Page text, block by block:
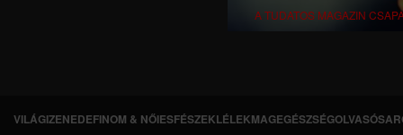
A TUDATOS MAGAZIN
VILÁGIZENEDEFINOM & NŐIESFÉSZEKLÉLEKMAGEGÉSZSÉG